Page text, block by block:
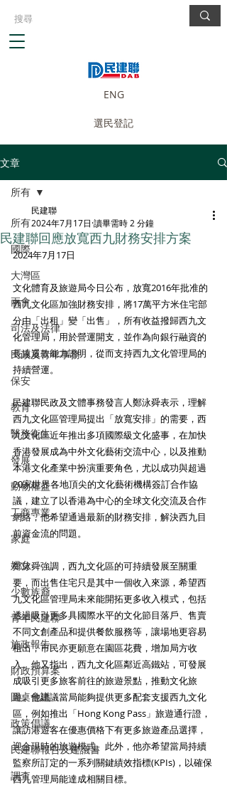
ENG
選民登記
文章
所有
國際
大灣區
兩會
司法及法律
民政及青年事務
保安
教育
醫務衛生
發展
動物權益
工商專業
家庭
婦女
少數族裔
青年民建聯
施政報告
財政預算案
圓桌會議
政策倡議
民建聯報告及建議書
調查
所有
民建聯回應放寬西九財務安排方案
民建聯
2024年7月17日 讀畢需時 2 分鐘
2024年7月17日
文化體育及旅遊局今日公布，放寬2016年批准的
西九文化區加強財務安排，將17萬平方米住宅部
分由「出租」變「出售」，所有收益撥歸西九文
化管理局，用於營運開支，並作為向銀行融資的
長遠還款能力證明，從而支持西九文化管理局的
持續營運。
民建聯民政及文體事務發言人鄭泳舜表示，理解
西九文化區管理局提出「放寬安排」的需要，西
九文化區近年推出多項國際級文化盛事，在加快
香港發展成為中外文化藝術交流中心，以及推動
本港文化產業中扮演重要角色，尤以成功與超過
20家世界各地頂尖的文化藝術機構簽訂合作協
議，建立了以香港為中心的全球文化交流及合作
網絡，他希望通過最新的財務安排，解決西九目
前資金流的問題。
鄭泳舜強調，西九文化區的可持續發展至關重
要，而出售住宅只是其中一個收入來源，希望西
九文化區管理局未來能開拓更多收入模式，包括
透過吸引更多具國際水平的文化節目落戶、售賣
不同文創產品和提供餐飲服務等，讓場地更容易
租出，市民亦更願意在園區花費，增加局方收
入。他又指出，西九文化區鄰近高鐵站，可發展
成吸引更多旅客前往的旅遊景點，推動文化旅
遊。他建議當局能夠提供更多配套支援西九文化
區，例如推出「Hong Kong Pass」旅遊通行證，
讓訪港遊客在優惠價格下有更多旅遊產品選擇，
迎合現時的旅遊模式。此外，他亦希望當局持續
監察所訂定的一系列關鍵績效指標(KPIs)，以確保
西九管理局能達成相關目標。